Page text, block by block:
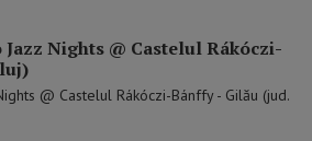
Nights @ Castelul Rákóczi-
@ Castelul Rákóczi-Bánffy - Gilău (jud.